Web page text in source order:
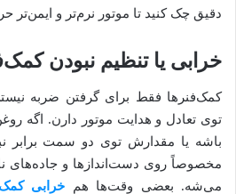
دقیق چک کنید تا موتور نرم‌تر و ایمن‌تر
خرابی یا تنظیم نبودن
کمک‌فنرها فقط برای گرفتن ضربه
توی تعادل و هدایت موتور دارن. اگه
باشه یا مقدارش توی دو سمت برابر
مخصوصاً روی دست‌اندازها و جاده‌های
می‌شه. بعضی وقت‌ها هم خرابی